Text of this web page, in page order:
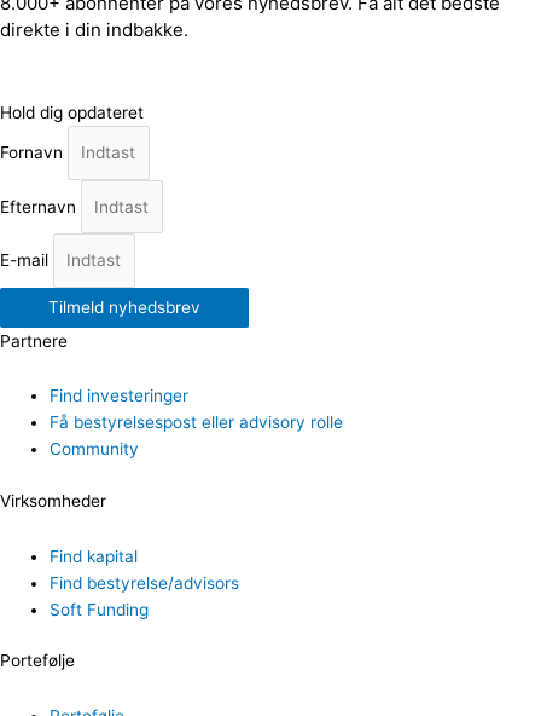
direkte i din indbakke.
Hold dig opdateret
Fornavn
Efternavn
E-mail
Tilmeld nyhedsbrev
Partnere
Find investeringer
Få bestyrelsespost eller advisory rolle
Community
Virksomheder
Find kapital
Find bestyrelse/advisors
Soft Funding
Portefølje